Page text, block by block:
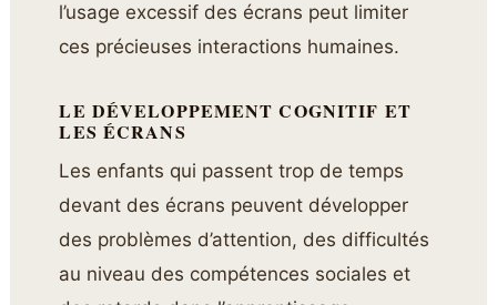
l’usage excessif des écrans peut limiter
ces précieuses interactions humaines.
LE DÉVELOPPEMENT COGNITIF ET
LES ÉCRANS
Les enfants qui passent trop de temps
devant des écrans peuvent développer
des problèmes d’attention, des difficultés
au niveau des compétences sociales et